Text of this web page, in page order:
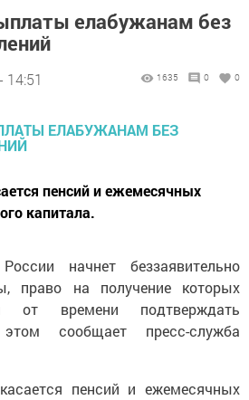
елабужанам без
14:51 1635 0 0
пенсий и ежемесячных
капитала.
начнет беззаявительно
право на получение которых
от времени подтверждать
сообщает пресс-служба
пенсий и ежемесячных